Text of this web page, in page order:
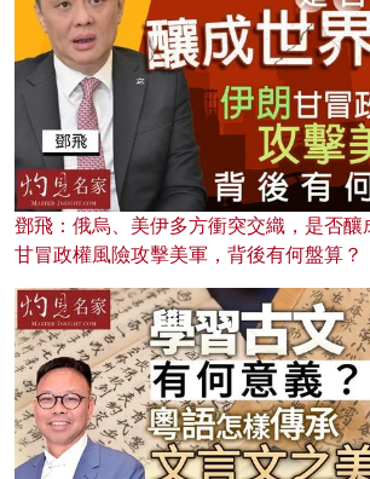
鄧飛：俄烏、美伊多方衝突交織，是否釀
甘冒政權風險攻擊美軍，背後有何盤算？